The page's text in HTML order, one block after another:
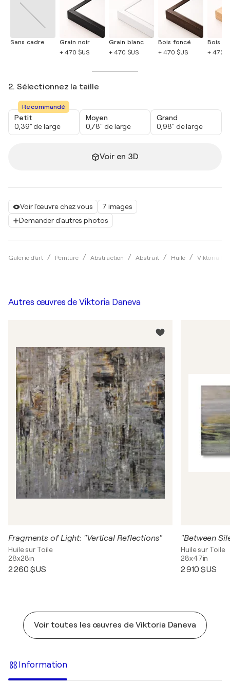
Voir l'œuvre chez vous
7 images
Demander d'autres photos
Galerie d'art Peinture Abstraction Abstrait Huile Viktoria
Sans cadre
Grain noir
+ 470 $US
Grain blanc
+ 470 $US
Bois foncé
+ 470 $US
Bois
+ 470
2. Sélectionnez la taille
Recommandé
Petit
0,39" de large
Moyen
0,78" de large
Grand
0,98" de large
Voir en 3D
Autres œuvres de Viktoria Daneva
Fragments of Light: "Vertical Reflections"
Huile sur Toile
28x28in
2 260 $US
"Between
Huile sur Toile
28x47in
2 910 $US
Voir toutes les œuvres de Viktoria Daneva
Information